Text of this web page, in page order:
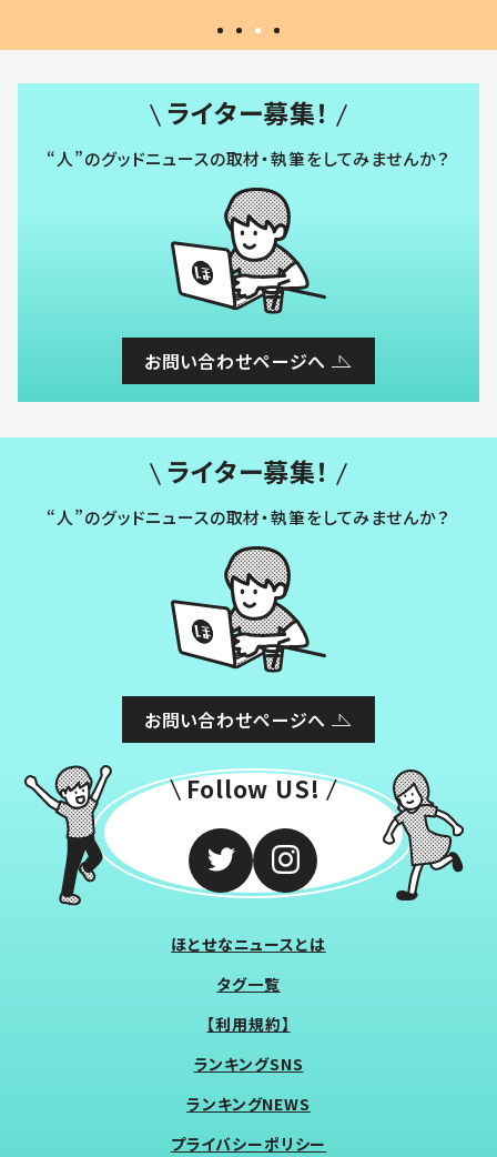
ライター募集！
“人”のグッドニュースの取材・執筆をしてみませんか？
お問い合わせページへ
ライター募集！
“人”のグッドニュースの取材・執筆をしてみませんか？
お問い合わせページへ
Follow US!
ほとせなニュースとは
タグ一覧
【利用規約】
ランキングSNS
ランキングNEWS
プライバシーポリシー